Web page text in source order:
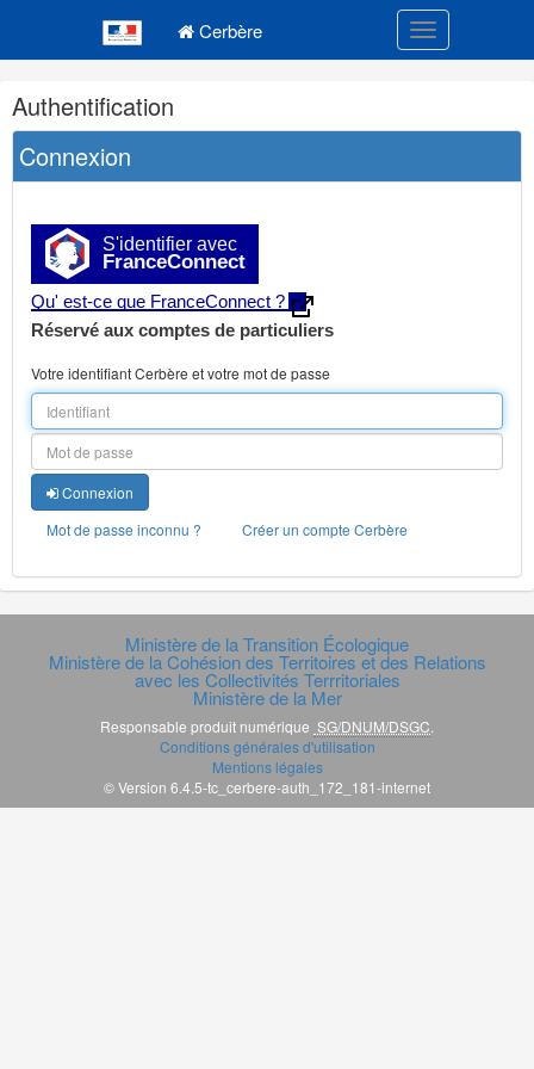
Cerbère Toggle
Navigation
et
outils
annexes
Authentification
Connexion
S'identifier avec
FranceConnect
Qu' est-ce que FranceConnect ?
Réservé aux comptes de particuliers
Votre identifiant Cerbère et votre mot de passe
Connexion
Mot de passe inconnu ?
Créer un compte Cerbère
Ministère de la Transition Écologique
Ministère de la Cohésion des Territoires et des Relations
avec les Collectivités Terrritoriales
Ministère de la Mer
Responsable produit numérique SG/DNUM/DSGC.
Conditions générales d'utilisation
Mentions légales
© Version 6.4.5-tc_cerbere-auth_172_181-internet